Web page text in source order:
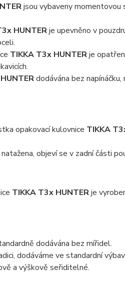
jsou vybaveny momentovou
HUNTERje upevněno v
TIKKA T3x HUNTERje
dodávána bez
opakovací kulovnice TIKKA
objeví se v zadní části
TIKKA T3x HUNTERje
dodávána bez mířidel.
dodáváme ve standardní
a výškově seřiditelné.